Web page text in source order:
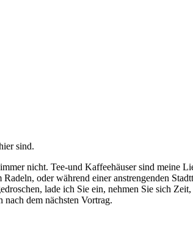
sind.
nicht. Tee-und Kaffeehäuser sind meine
oder während einer anstrengenden
lade ich Sie ein, nehmen Sie sich
dem nächsten Vortrag.